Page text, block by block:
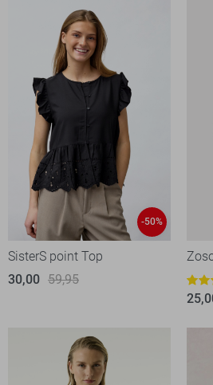
-50%
SisterS point Top
30,00 59,95